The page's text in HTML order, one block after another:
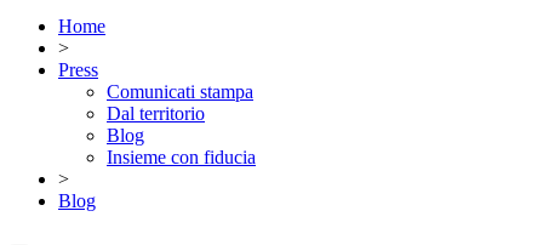
Home
>
Press
Comunicati stampa
Dal territorio
Blog
Insieme con fiducia
>
Blog